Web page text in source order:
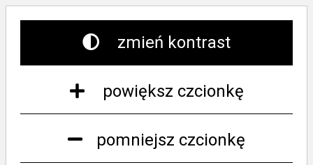
zmień kontrast
powiększ czcionkę
pomniejsz czcionkę